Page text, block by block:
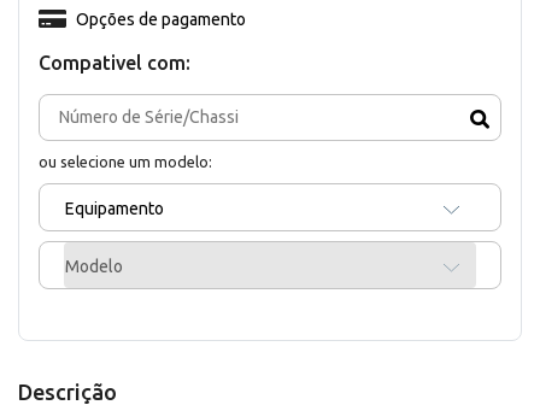
Compativel com:
ou selecione um modelo:
Equipamento
Modelo
Opções de pagamento
Descrição